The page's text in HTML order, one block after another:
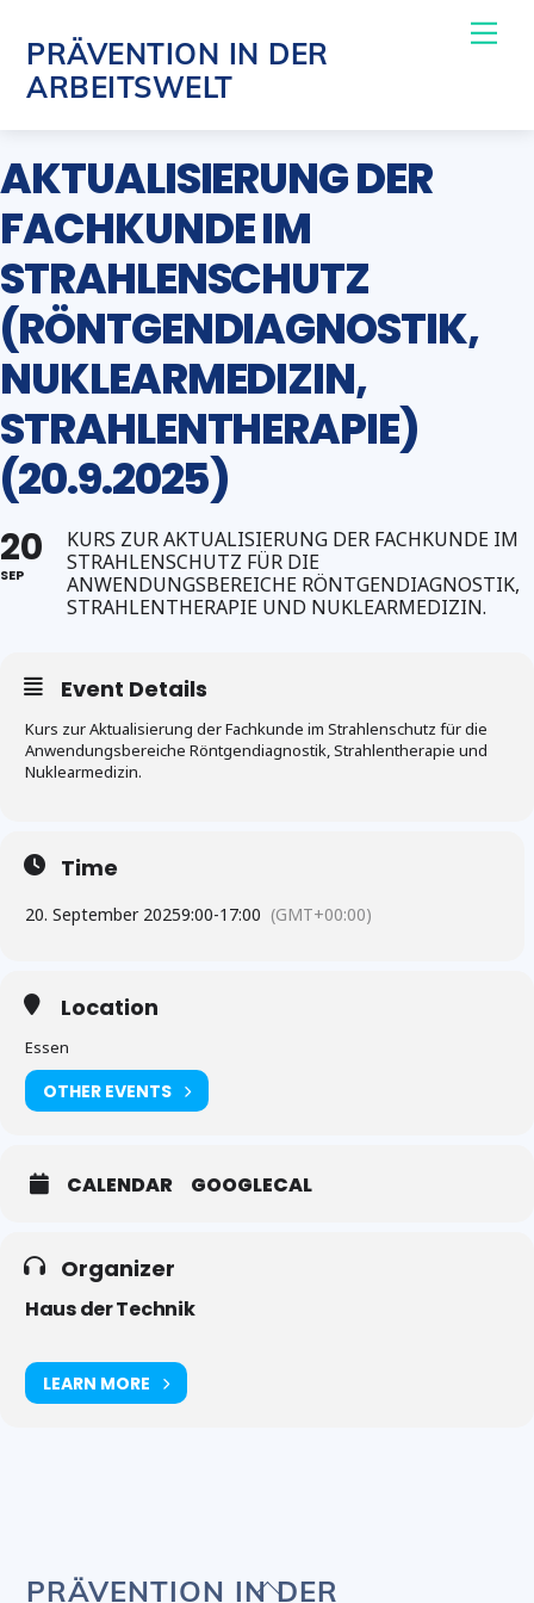
content
PRÄVENTION IN DER
ARBEITSWELT
AKTUALISIERUNG DER
FACHKUNDE IM
STRAHLENSCHUTZ
(RÖNTGENDIAGNOSTIK,
NUKLEARMEDIZIN,
STRAHLENTHERAPIE)
(20.9.2025)
20
SEP
KURS ZUR AKTUALISIERUNG DER FACHKUNDE IM
STRAHLENSCHUTZ FÜR DIE
ANWENDUNGSBEREICHE RÖNTGENDIAGNOSTIK,
STRAHLENTHERAPIE UND NUKLEARMEDIZIN.
Event Details
Kurs zur Aktualisierung der Fachkunde im Strahlenschutz für die
Anwendungsbereiche Röntgendiagnostik, Strahlentherapie und
Nuklearmedizin.
Time
20. September 20259:00-17:00 (GMT+00:00)
Location
Essen
OTHER EVENTS
CALENDAR GOOGLECAL
Organizer
Haus der Technik
LEARN MORE
Back
PRÄVENTION IN DER